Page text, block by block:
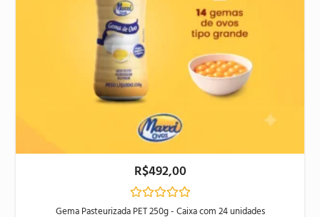
R$492,00
Avaliação
Gema Pasteurizada PET 250g - Caixa com 24 unidades